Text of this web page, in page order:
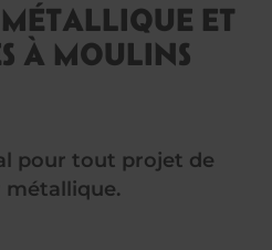
ET
À MOULINS
pour tout projet de
métallique.